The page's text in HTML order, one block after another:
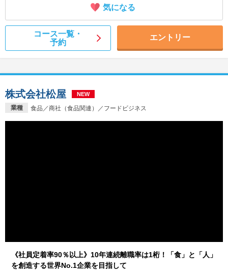
気になる
コース一覧・
予約
エントリー
業種 食品／商社（食品関連）／フードビジネス
株式会社松屋 NEW
《社員定着率90％以上》10年連続離職率は1桁！「食」と「人」
を創造する世界No.1企業を目指して